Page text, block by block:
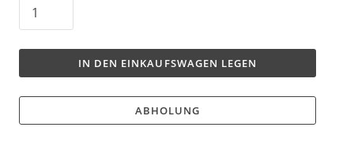
IN DEN EINKAUFSWAGEN LEGEN
ABHOLUNG